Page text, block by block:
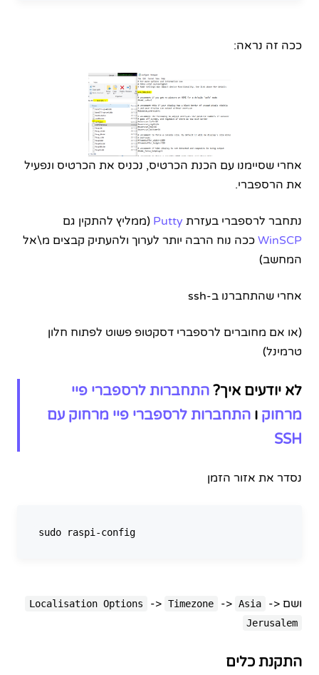
ככה זה נראה:
אחרי שסיימנו עם הכנת הכרטיס, נכניס את הכרטיס ונפעיל
את הרספברי.
נתחבר לרספברי בעזרת Putty (ממליץ להתקין גם
WinSCP ככה נוח הרבה יותר לערוך ולהעתיק קבצים מ\אל
המחשב)
אחרי שהתחברנו ב-ssh
(או אם מחוברים לרספברי דסקטופ פשוט לפתוח חלון
טרמינל)
לא יודעים איך? התחברות לרספברי פיי
מרחוק ו התחברות לרספברי פיי מרחוק עם
SSH
נסדר את אזור הזמן
sudo raspi-config
ושם Localisation Options -> Timezone -> Asia ->
Jerusalem
התקנת כלים